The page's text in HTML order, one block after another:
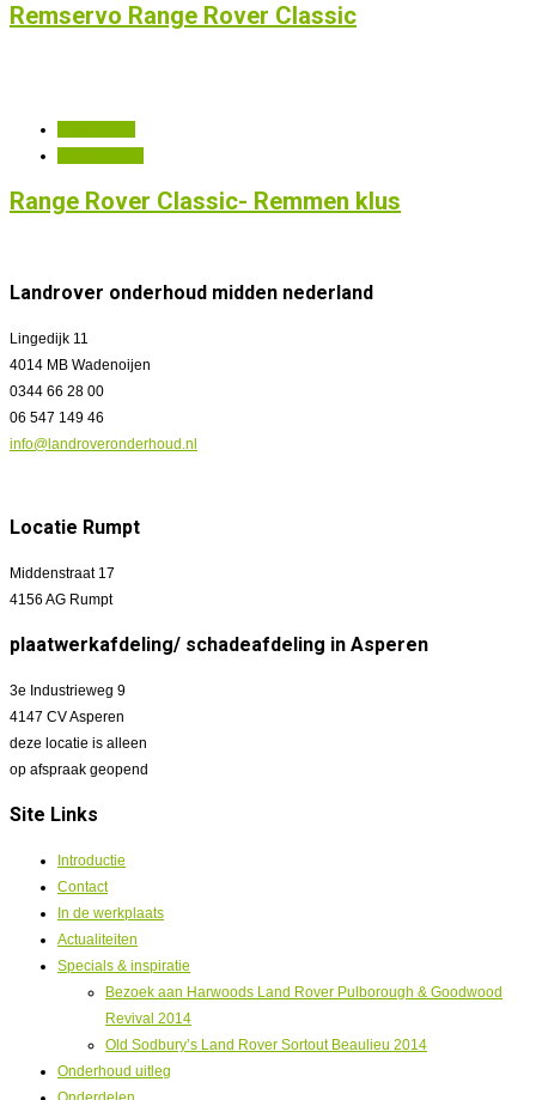
Remservo Range Rover Classic
Range Rover Classic- Remmen klus
Landrover onderhoud midden nederland
Lingedijk 11
4014 MB Wadenoijen
0344 66 28 00
06 547 149 46
info@landroveronderhoud.nl
Locatie Rumpt
Middenstraat 17
4156 AG Rumpt
plaatwerkafdeling/ schadeafdeling in Asperen
3e Industrieweg 9
4147 CV Asperen
deze locatie is alleen
op afspraak geopend
Site Links
Introductie
Contact
In de werkplaats
Actualiteiten
Specials & inspiratie
Bezoek aan Harwoods Land Rover Pulborough & Goodwood
Revival 2014
Old Sodbury’s Land Rover Sortout Beaulieu 2014
Onderhoud uitleg